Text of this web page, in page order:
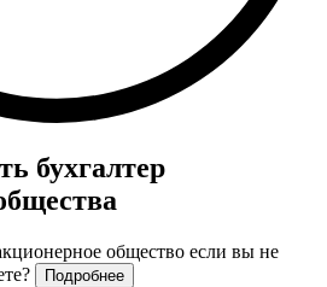
бухгалтер
общество если вы не
Подробнее